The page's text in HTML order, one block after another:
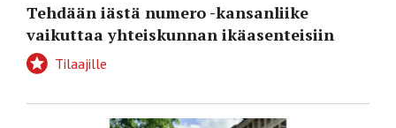
Tehdään iästä numero -kansanliike
vaikuttaa yhteiskunnan ikäasenteisiin
Tilaajille